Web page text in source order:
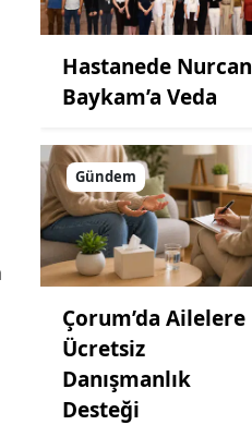
Hastanede Nurcan
Baykam’a Veda
Gündem
Çorum’da Ailelere
Ücretsiz
Danışmanlık
Desteği